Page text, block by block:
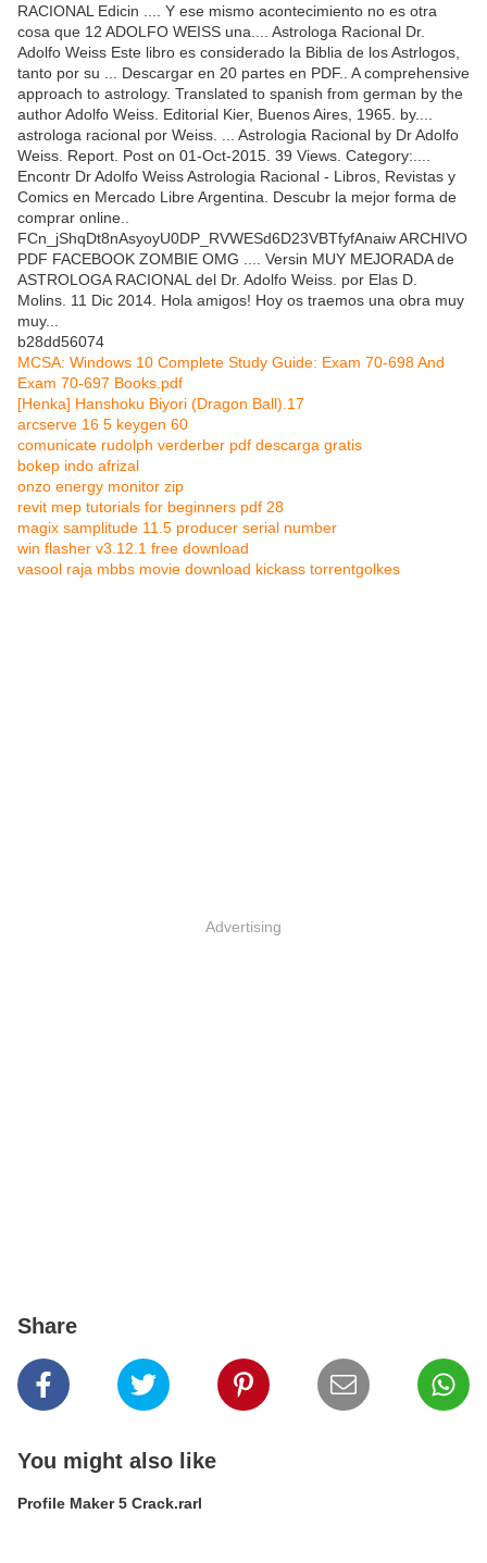
RACIONAL Edicin .... Y ese mismo acontecimiento no es otra
cosa que 12 ADOLFO WEISS una.... Astrologa Racional Dr.
Adolfo Weiss Este libro es considerado la Biblia de los Astrlogos,
tanto por su ... Descargar en 20 partes en PDF.. A comprehensive
approach to astrology. Translated to spanish from german by the
author Adolfo Weiss. Editorial Kier, Buenos Aires, 1965. by....
astrologa racional por Weiss. ... Astrologia Racional by Dr Adolfo
Weiss. Report. Post on 01-Oct-2015. 39 Views. Category:....
Encontr Dr Adolfo Weiss Astrologia Racional - Libros, Revistas y
Comics en Mercado Libre Argentina. Descubr la mejor forma de
comprar online..
FCn_jShqDt8nAsyoyU0DP_RVWESd6D23VBTfyfAnaiw ARCHIVO
PDF FACEBOOK ZOMBIE OMG .... Versin MUY MEJORADA de
ASTROLOGA RACIONAL del Dr. Adolfo Weiss. por Elas D.
Molins. 11 Dic 2014. Hola amigos! Hoy os traemos una obra muy
muy...
b28dd56074
MCSA: Windows 10 Complete Study Guide: Exam 70-698 And
Exam 70-697 Books.pdf
[Henka] Hanshoku Biyori (Dragon Ball).17
arcserve 16 5 keygen 60
comunicate rudolph verderber pdf descarga gratis
bokep indo afrizal
onzo energy monitor zip
revit mep tutorials for beginners pdf 28
magix samplitude 11.5 producer serial number
win flasher v3.12.1 free download
vasool raja mbbs movie download kickass torrentgolkes
Advertising
Share
You might also like
Profile Maker 5 Crack.rarl